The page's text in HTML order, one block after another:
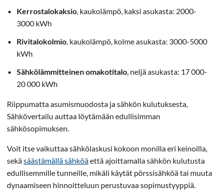
Kerrostalokaksio, kaukolämpö, kaksi asukasta: 2000-
3000 kWh
Rivitalokolmio, kaukolämpö, kolme asukasta: 3000-5000
kWh
Sähkölämmitteinen omakotitalo, neljä asukasta: 17 000-
20 000 kWh
Riippumatta asumismuodosta ja sähkön kulutuksesta,
Sähkövertailu auttaa löytämään edullisimman
sähkösopimuksen.
Voit itse vaikuttaa sähkölaskusi kokoon monilla eri keinoilla,
sekäsäästämällä sähköäettä ajoittamalla sähkön kulutusta
edullisemmille tunneille, mikäli käytät pörssisähköä tai muuta
dynaamiseen hinnoitteluun perustuvaa sopimustyyppiä.